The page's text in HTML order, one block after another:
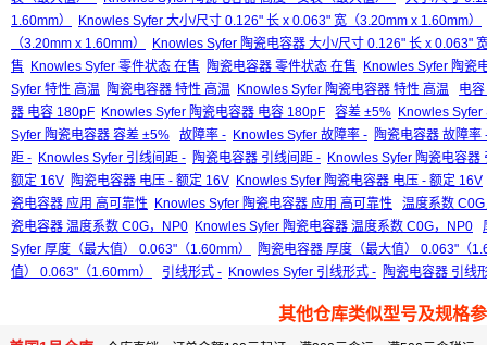
1.60mm）
Knowles Syfer 大小/尺寸 0.126" 长 x 0.063" 宽（3.20mm x 1.60mm）
（3.20mm x 1.60mm）
Knowles Syfer 陶瓷电容器 大小/尺寸 0.126" 长 x 0.063"
售
Knowles Syfer 零件状态 在售 陶瓷电容器 零件状态 在售
Knowles Syfer 陶瓷
Syfer 特性 高温
陶瓷电容器 特性 高温 Knowles Syfer 陶瓷电容器 特性 高温
电
器 电容 180pF Knowles Syfer 陶瓷电容器 电容 180pF 容差 ±5% Knowles Syfer
Syfer 陶瓷电容器 容差 ±5%
故障率 - Knowles Syfer 故障率 - 陶瓷电容器 故障率
距 - Knowles Syfer 引线间距 - 陶瓷电容器 引线间距 - Knowles Syfer 陶瓷电容器
额定 16V 陶瓷电容器 电压 - 额定 16V Knowles Syfer 陶瓷电容器 电压 - 额定 16V
瓷电容器 应用 高可靠性
Knowles Syfer 陶瓷电容器 应用 高可靠性
温度系数
瓷电容器 温度系数 C0G，NP0 Knowles Syfer 陶瓷电容器 温度系数 C0G，NP0
Syfer 厚度（最大值） 0.063"（1.60mm）
陶瓷电容器 厚度（最大值） 0.063"（
值） 0.063"（1.60mm）
引线形式 - Knowles Syfer 引线形式 - 陶瓷电容器 引线
其他仓库类似型号及规格